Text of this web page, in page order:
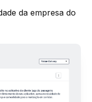
da empresa do